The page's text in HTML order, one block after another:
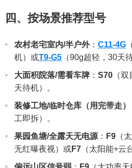
四、按场景推荐型号
农村老宅室内/半户外： C11-4G
机）或T9-G5 （90g超轻，30天
大面积院落/需看车牌 ： S70 （
天待机）。
装修工地/临时仓库（用完带走）
工即拆）。
果园鱼塘/全露天无电源 ： F9 （
无红曝夜视）或F7 （太阳能+云